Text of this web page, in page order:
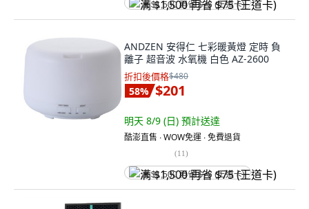
满 $1,500 再省 $75 (王道卡)
ANDZEN 安得仁 七彩暖黃燈 定時 負
離子 超音波 水氧機 白色 AZ-2600
折扣後價格$480
58% $201
明天 8/9 (日) 預計送達
酷澎直售 ∙ WOW免運 ∙ 免費退貨
(11)
满 $1,500 再省 $75 (王道卡)